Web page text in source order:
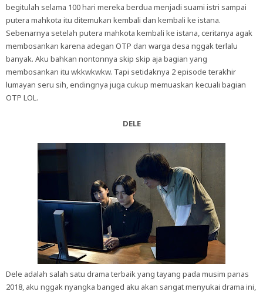
begitulah selama 100 hari mereka berdua menjadi suami istri sampai
putera mahkota itu ditemukan kembali dan kembali ke istana.
Sebenarnya setelah putera mahkota kembali ke istana, ceritanya agak
membosankan karena adegan OTP dan warga desa nggak terlalu
banyak. Aku bahkan nontonnya skip skip aja bagian yang
membosankan itu wkkwkwkw. Tapi setidaknya 2 episode terakhir
lumayan seru sih, endingnya juga cukup memuaskan kecuali bagian
OTP LOL.
DELE
Dele adalah salah satu drama terbaik yang tayang pada musim panas
2018, aku nggak nyangka banged aku akan sangat menyukai drama ini,